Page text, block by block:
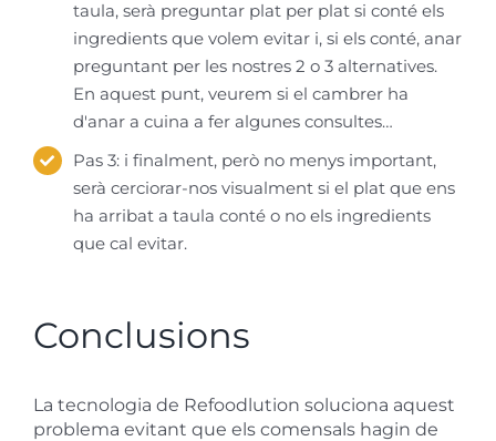
taula, serà preguntar plat per plat si conté els
ingredients que volem evitar i, si els conté, anar
preguntant per les nostres 2 o 3 alternatives.
En aquest punt, veurem si el cambrer ha
d'anar a cuina a fer algunes consultes…
Pas 3: i finalment, però no menys important,
serà cerciorar-nos visualment si el plat que ens
ha arribat a taula conté o no els ingredients
que cal evitar.
Conclusions
La tecnologia de Refoodlution soluciona aquest
problema evitant que els comensals hagin de